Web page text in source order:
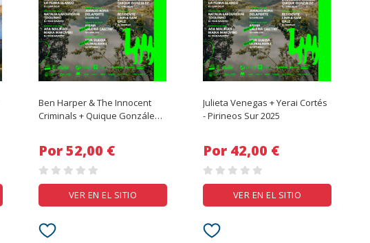
Ben Harper & The Innocent
Criminals + Quique González -
Por 52,00 €
VER EN EL SITIO
Julieta Venegas + Yerai Cortés
- Pirineos Sur 2025
Por 42,00 €
VER EN EL SITIO